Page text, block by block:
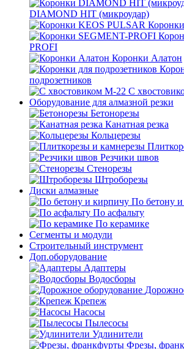
DIAMOND HIT (микроудар)
PROFI
Коронки Алатон
подрозетников
С
Оборудование для алмазной резки
Бетонорезы
Канатная резка
Кольцерезы
Резчики швов
Стенорезы
Штроборезы
Диски алмазные
По бетону
По асфальту
По керамике
Сегменты и модули
Строительный инструмент
Доп.оборудование
Адаптеры
Водосборы
Крепеж
Насосы
Пылесосы
Удлинители
Фрезы,